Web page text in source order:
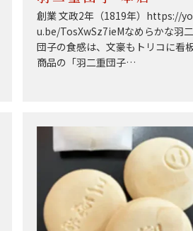
創業 文政2年（1819年）https://
u.be/TosXwSz7ieMなめらかな羽
団子の食感は、文豪もトリコに看
商品の「羽二重団子…